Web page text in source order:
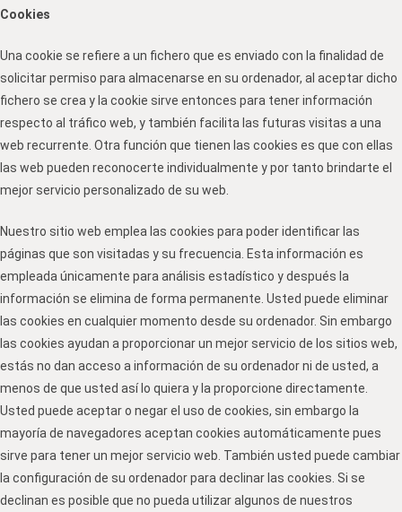
Cookies
Una cookie se refiere a un fichero que es enviado con la finalidad de
solicitar permiso para almacenarse en su ordenador, al aceptar dicho
fichero se crea y la cookie sirve entonces para tener información
respecto al tráfico web, y también facilita las futuras visitas a una
web recurrente. Otra función que tienen las cookies es que con ellas
las web pueden reconocerte individualmente y por tanto brindarte el
mejor servicio personalizado de su web.
Nuestro sitio web emplea las cookies para poder identificar las
páginas que son visitadas y su frecuencia. Esta información es
empleada únicamente para análisis estadístico y después la
información se elimina de forma permanente. Usted puede eliminar
las cookies en cualquier momento desde su ordenador. Sin embargo
las cookies ayudan a proporcionar un mejor servicio de los sitios web,
estás no dan acceso a información de su ordenador ni de usted, a
menos de que usted así lo quiera y la proporcione directamente.
Usted puede aceptar o negar el uso de cookies, sin embargo la
mayoría de navegadores aceptan cookies automáticamente pues
sirve para tener un mejor servicio web. También usted puede cambiar
la configuración de su ordenador para declinar las cookies. Si se
declinan es posible que no pueda utilizar algunos de nuestros